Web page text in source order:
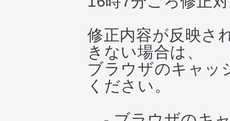
修正内容が反映さ
きない場合は、
ブラウザのキャッ
ください。